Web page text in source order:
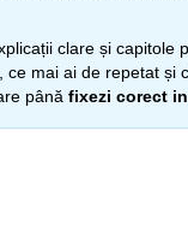
clare și capitole
mai ai de repetat și
până fixezi corect